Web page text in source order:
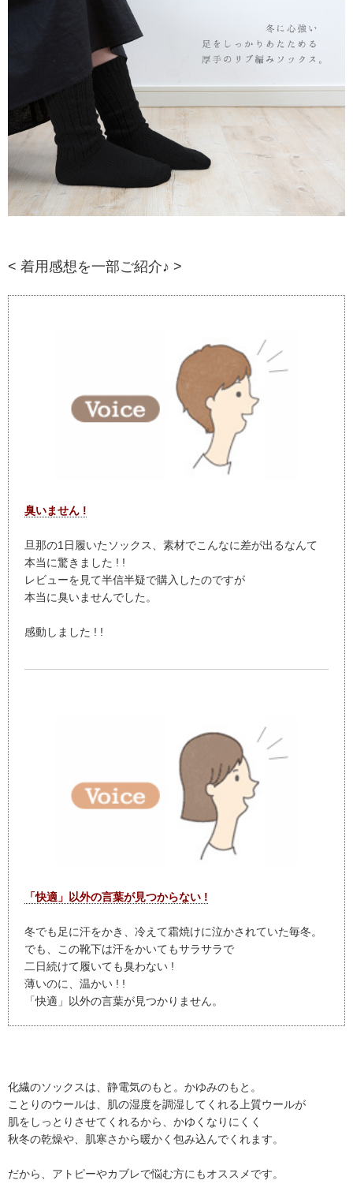
< 着用感想を一部ご紹介♪ >
臭いません !
旦那の1日履いたソックス、素材でこんなに差が出るなんて
本当に驚きました ! !
レビューを見て半信半疑で購入したのですが
本当に臭いませんでした。
感動しました ! !
「快適」以外の言葉が見つからない !
冬でも足に汗をかき、冷えて霜焼けに泣かされていた毎冬。
でも、この靴下は汗をかいてもサラサラで
二日続けて履いても臭わない !
薄いのに、温かい ! !
「快適」以外の言葉が見つかりません。
化繊のソックスは、静電気のもと。かゆみのもと。
ことりのウールは、肌の湿度を調湿してくれる上質ウールが
肌をしっとりさせてくれるから、かゆくなりにくく
秋冬の乾燥や、肌寒さから暖かく包み込んでくれます。
だから、アトピーやカブレで悩む方にもオススメです。